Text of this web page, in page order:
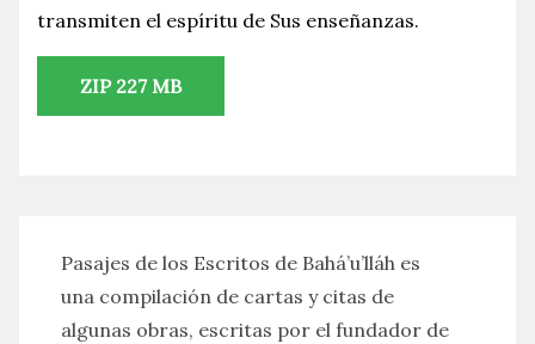
transmiten el espíritu de Sus enseñanzas.
ZIP 227 MB
Pasajes de los Escritos de Bahá’u’lláh es
una compilación de cartas y citas de
algunas obras, escritas por el fundador de